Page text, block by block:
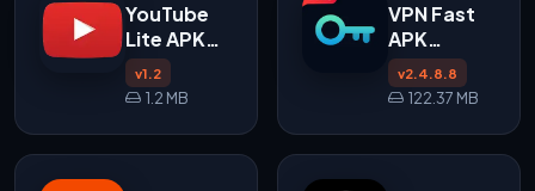
YouTube
Lite APK
v1.2
v1.2
1.2 MB
VPN Fast
APK
v2.4.8.8
untuk
v2.4.8.8
122.37 MB